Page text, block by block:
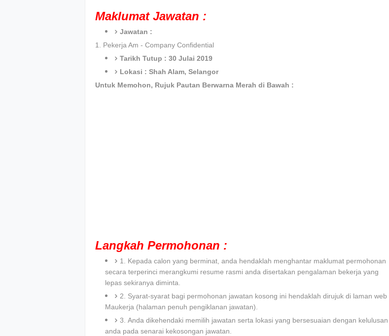
Maklumat Jawatan :
Jawatan :
1. Pekerja Am - Company Confidential
Tarikh Tutup : 30 Julai 2019
Lokasi : Shah Alam, Selangor
Untuk Memohon, Rujuk Pautan Berwarna Merah di Bawah :
Langkah Permohonan :
1. Kepada calon yang berminat, anda hendaklah menghantar maklumat permohonan
secara terperinci merangkumi resume rasmi anda disertakan pengalaman bekerja yang
lepas sekiranya diminta.
2. Syarat-syarat bagi permohonan jawatan kosong ini hendaklah dirujuk di laman web
Maukerja (halaman penuh pengiklanan jawatan).
3. Anda dikehendaki memilih jawatan serta lokasi yang bersesuaian dengan kelulusan
anda pada senarai kekosongan jawatan.